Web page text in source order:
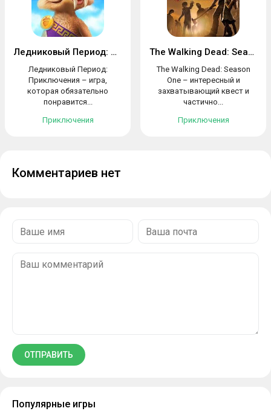
Ледниковый Период: Приключения
Ледниковый Период:
Приключения – игра,
которая обязательно
понравится...
Приключения
The Walking Dead: Season One
The Walking Dead: Season
One – интересный и
захватывающий квест и
частично...
Приключения
Комментариев нет
Популярные игры